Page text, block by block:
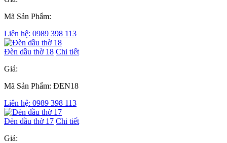
Mã Sản Phẩm:
Liên hệ: 0989 398 113
Đèn dầu thờ 18 Chi tiết
Giá:
Mã Sản Phẩm: ĐEN18
Liên hệ: 0989 398 113
Đèn dầu thờ 17 Chi tiết
Giá: